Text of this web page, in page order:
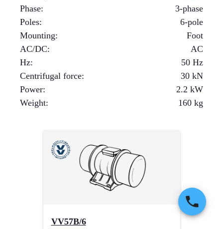
Phase:
3-phase
Poles:
6-pole
Mounting:
Foot
AC/DC:
AC
Hz:
50 Hz
Centrifugal force: 30 kN
Power: 2.2 kW
Weight: 160 kg
VV57B/6